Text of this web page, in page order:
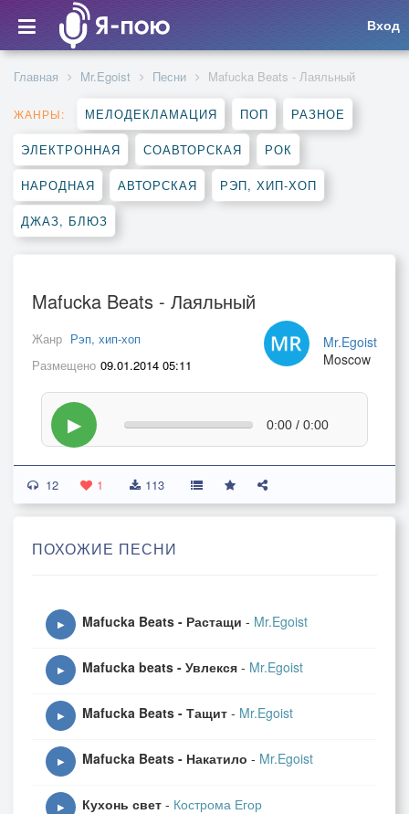
Вход
Главная Mr.Egoist Песни Mafucka Beats - Лаяльный
ЖАНРЫ: МЕЛОДЕКЛАМАЦИЯ ПОП РАЗНОЕ
ЭЛЕКТРОННАЯ СОАВТОРСКАЯ РОК
НАРОДНАЯ АВТОРСКАЯ РЭП, ХИП-ХОП
ДЖАЗ, БЛЮЗ
Mafucka Beats - Лаяльный
Mr.Egoist
Moscow
Жанр Рэп, хип-хоп
Размещено 09.01.2014 05:11
▶ 0:00 / 0:00
12 1 113
ПОХОЖИЕ ПЕСНИ
▶ Mafucka Beats - Растащи - Mr.Egoist
▶ Mafucka beats - Увлекся - Mr.Egoist
▶ Mafucka Beats - Тащит - Mr.Egoist
▶ Mafucka Beats - Накатило - Mr.Egoist
▶ Кухонь свет - Кострома Егор